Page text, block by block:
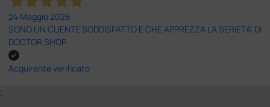
24 Maggio 2026
SONO UN CLIENTE SODDISFATTO E CHE APPREZZA LA SERIETA' DI
DOCTOR SHOP
Acquirente verificato
;